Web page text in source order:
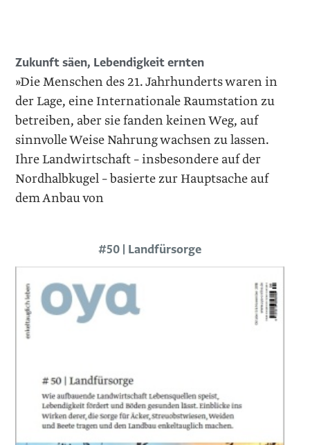
Zukunft säen, Lebendigkeit ernten
»Die Menschen des 21. Jahrhunderts waren in
der Lage, eine Internationale Raumstation zu
betreiben, aber sie fanden ­keinen Weg, auf
sinnvolle Weise Nahrung wachsen zu lassen.
Ihre Landwirtschaft – insbesondere auf der
Nordhalbkugel – basierte zur Hauptsache auf
dem Anbau von
#50 | Landfürsorge